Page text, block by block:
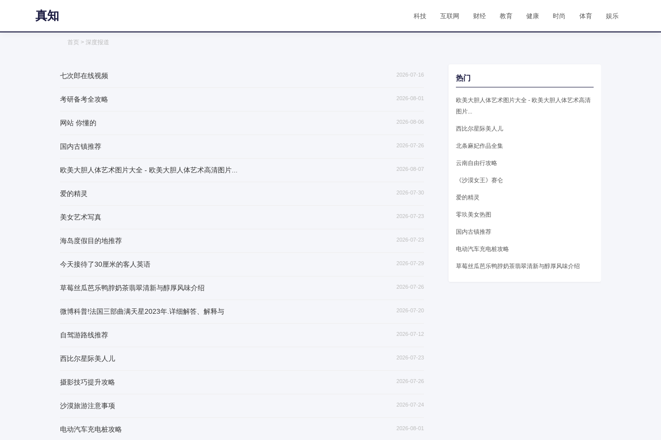
真知 科技 互联网 财经 教育 健康 时尚 体育 娱乐
首页 > 深度报道
七次郎在线视频 2026-07-16
考研备考全攻略 2026-08-01
网站 你懂的 2026-08-06
国内古镇推荐 2026-07-26
欧美大胆人体艺术图片大全 - 欧美大胆人体艺术高清图片... 2026-08-07
爱的精灵 2026-07-30
美女艺术写真 2026-07-23
海岛度假目的地推荐 2026-07-23
今天接待了30厘米的客人英语 2026-07-29
草莓丝瓜芭乐鸭脖奶茶翡翠清新与醇厚风味介绍 2026-07-26
微博科普!法国三部曲满天星2023年.详细解答、解释与 2026-07-20
自驾游路线推荐 2026-07-12
西比尔星际美人儿 2026-07-23
摄影技巧提升攻略 2026-07-26
沙漠旅游注意事项 2026-07-24
电动汽车充电桩攻略 2026-08-01
热门
欧美大胆人体艺术图片大全 - 欧美大胆人体艺术高清
图片...
西比尔星际美人儿
北条麻妃作品全集
云南自由行攻略
《沙漠女王》赛仑
爱的精灵
零玖美女热图
国内古镇推荐
电动汽车充电桩攻略
草莓丝瓜芭乐鸭脖奶茶翡翠清新与醇厚风味介绍